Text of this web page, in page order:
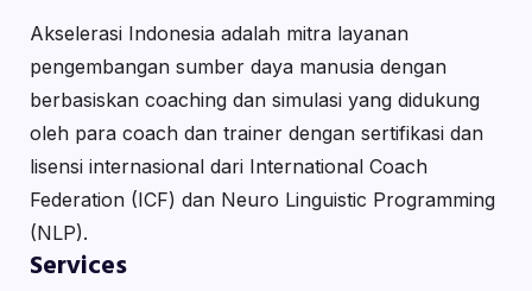
Akselerasi Indonesia adalah mitra layanan
pengembangan sumber daya manusia dengan
berbasiskan coaching dan simulasi yang didukung
oleh para coach dan trainer dengan sertifikasi dan
lisensi internasional dari International Coach
Federation (ICF) dan Neuro Linguistic Programming
(NLP).
Services